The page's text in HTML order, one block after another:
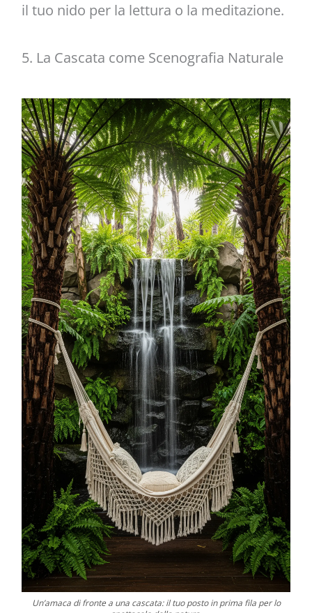
il tuo nido per la lettura o la meditazione.
5. La Cascata come Scenografia Naturale
Un’amaca di fronte a una cascata: il tuo posto in prima fila per lo